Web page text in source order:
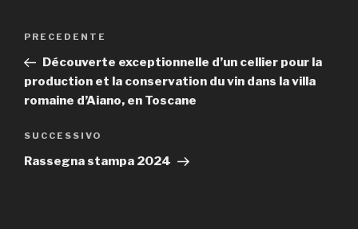
Navigazione
Articolo
precedente:
PRECEDENTE
Découverte exceptionnelle d’un cellier pour la
production et la conservation du vin dans la villa
romaine d’Aiano, en Toscane
Articolo
successivo
SUCCESSIVO
Rassegna stampa 2024